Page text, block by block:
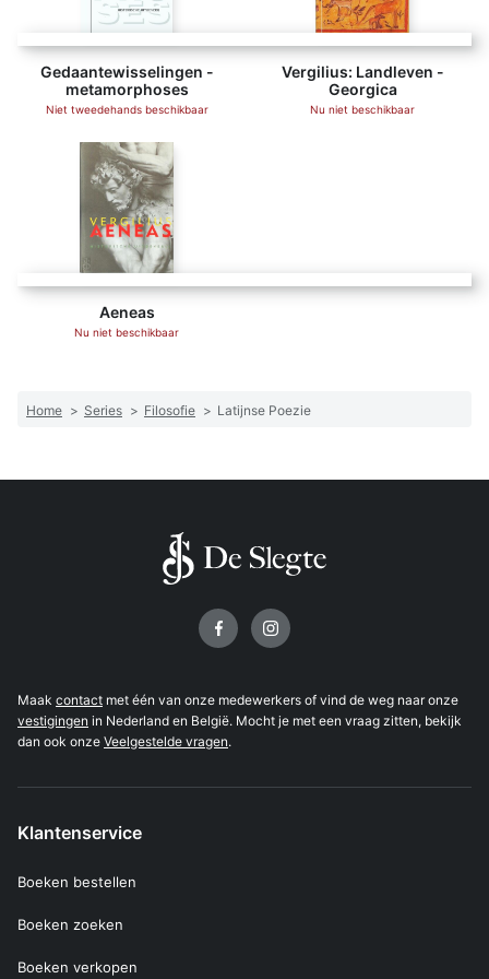
Gedaantewisselingen -
metamorphoses
Niet tweedehands beschikbaar
Vergilius: Landleven -
Georgica
Nu niet beschikbaar
Aeneas
Nu niet beschikbaar
Home > Series > Filosofie > Latijnse Poezie
Maak contact met één van onze medewerkers of vind de weg naar onze
vestigingen in Nederland en België. Mocht je met een vraag zitten, bekijk
dan ook onze Veelgestelde vragen.
Klantenservice
Boeken bestellen
Boeken zoeken
Boeken verkopen